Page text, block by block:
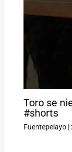
Toro se
#shorts
Fuentepelayo|